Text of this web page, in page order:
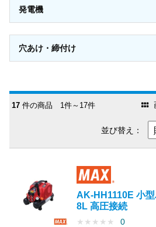
発電機
穴あけ・締付け
17 件の商品 1件～17件
並び替え：
AK-HH1110E 小
8L 高圧接続
★ ★ ★ ★ ★ 0